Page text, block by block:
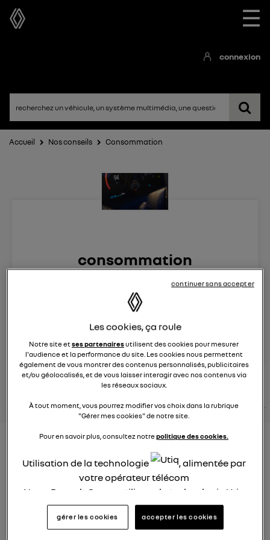
☰
connexion
Accueil Nos conseils Consommation
consommation
26 janvier 2022 12:51
Véhicules RENAULT
consultez les
conseils
Consommation carburant
voiture hybride
Les cookies, ça roule
Notre site etses partenairesutilisent des cookies pour mesurer
l'audience et la performance du site. Les cookies nous permettent
également de vous montrer des contenus personnalisés, publicitaires
et/ou géolocalisés, et de vous laisser interagir avec nos contenus via
les réseaux sociaux.
À tout moment, vous pourrez modifier vos choix dans la rubrique
"Gérer mes cookies" de notre site.
Pour en savoir plus, consultez notrepolitique des cookies.
Utilisation de la technologie
, alimentée par
votre opérateur télécom
Nous, Renault Group, utilisons la technologie Utiq
pour nos activités digitales (telles que décrites
dans cette notice de consentement) et liées à
gérer les cookies accepter les cookies
continuer sans accepter